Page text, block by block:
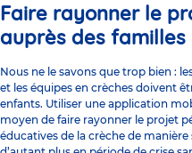
Faire rayonner le
auprès des familles
Nous ne le savons que trop bien :
et les équipes en crèches doivent
enfants. Utiliser une application
moyen de faire rayonner le projet
éducatives de la crèche de